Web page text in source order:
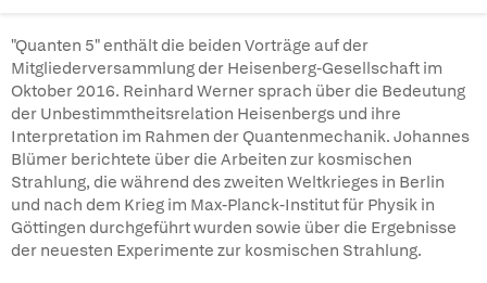
"Quanten 5" enthält die beiden Vorträge auf der
Mitgliederversammlung der Heisenberg-Gesellschaft im
Oktober 2016. Reinhard Werner sprach über die Bedeutung
der Unbestimmtheitsrelation Heisenbergs und ihre
Interpretation im Rahmen der Quantenmechanik. Johannes
Blümer berichtete über die Arbeiten zur kosmischen
Strahlung, die während des zweiten Weltkrieges in Berlin
und nach dem Krieg im Max-Planck-Institut für Physik in
Göttingen durchgeführt wurden sowie über die Ergebnisse
der neuesten Experimente zur kosmischen Strahlung.